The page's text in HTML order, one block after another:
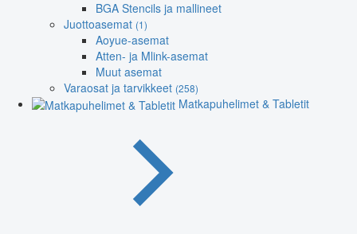
BGA Stencils ja mallineet
Juottoasemat (1)
Aoyue-asemat
Atten- ja Mlink-asemat
Muut asemat
Varaosat ja tarvikkeet (258)
Matkapuhelimet & Tabletit